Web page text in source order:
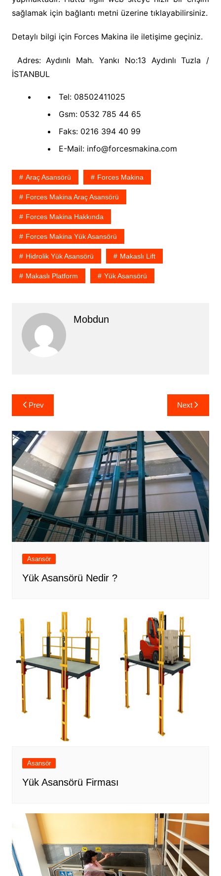
sağlamak için bağlantı metni üzerine tıklayabilirsiniz.
Detaylı bilgi için Forces Makina ile iletişime geçiniz.
Adres: Aydınlı Mah. Yankı No:13 Aydınlı Tuzla /
İSTANBUL
Tel: 08502411025
Gsm: 0532 785 44 65
Faks: 0216 394 40 99
E-Mail: info@forcesmakina.com
Araç Asansörü Forces Makina
Forces Makina Araç Asansörü
Forces Makina Hakkında
Forces Makina Yük Asansörü
Hidrolik Yük Asansörü Makaslı Lift
Makaslı Platform Yük Asansörü
Mobdun
Yazı
gezinmesi
Prev Next
Asansör
Yük Asansörü Nedir ?
Asansör
Yük Asansörü Firması